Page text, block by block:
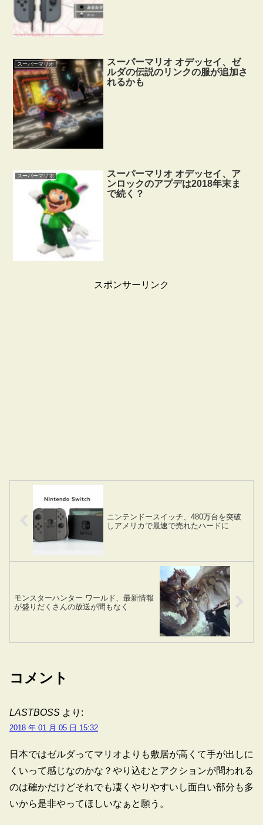
スーパーマリオ
スーパーマリオ オデッセイ、ゼ
ルダの伝説のリンクの服が追加さ
れるかも
スーパーマリオ
スーパーマリオ オデッセイ、ア
ンロックのアプデは2018年末ま
で続く？
スポンサーリンク
ニンテンドースイッチ、480万台を突破
しアメリカで最速で売れたハードに
モンスターハンター ワールド、最新情報
が盛りだくさんの放送が間もなく
コメント
LASTBOSS より:
2018 年 01 月 05 日 15:32
日本ではゼルダってマリオよりも敷居が高くて手が出しに
くいって感じなのかな？やり込むとアクションが問われる
のは確かだけどそれでも凄くやりやすいし面白い部分も多
いから是非やってほしいなぁと願う。